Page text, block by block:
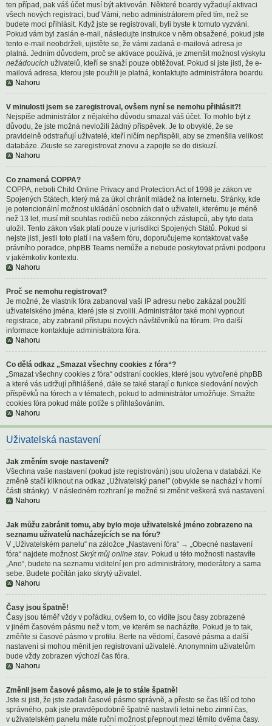
ten případ, pak váš účet musí být aktivován. Některé boardy vyžadují aktivaci
všech nových registrací, buď Vámi, nebo administrátorem před tím, než se
budete moci přihlásit. Když jste se registrovali, byli byste k tomuto vyzváni.
Pokud vám byl zaslán e-mail, následujte instrukce v něm obsažené, pokud jste
tento e-mail neobdrželi, ujistěte se, že vámi zadaná e-mailová adresa je
platná. Jedním důvodem, proč se aktivace používá, je zmenšit možnost výskytu
nežádoucích uživatelů, kteří se snaží pouze obtěžovat. Pokud si jste jisti, že e-
mailová adresa, kterou jste použili je platná, kontaktujte administrátora boardu.
Nahoru
V minulosti jsem se zaregistroval, ovšem nyní se nemohu přihlásit?!
Nejspíše administrátor z nějakého důvodu smazal váš účet. To mohlo být z
důvodu, že jste možná nevložili žádný příspěvek. Je to obvyklé, že se
pravidelně odstraňují uživatelé, kteří ničím nepřispěli, aby se zmenšila velikost
databáze. Zkuste se zaregistrovat znovu a zapojte se do diskuzí.
Nahoru
Co znamená COPPA?
COPPA, neboli Child Online Privacy and Protection Act of 1998 je zákon ve
Spojených Státech, který má za úkol chránit mládež na internetu. Stránky, kde
je potencionální možnost ukládání osobních dat o uživateli, kterému je méně
než 13 let, musí mít souhlas rodičů nebo zákonných zástupců, aby tyto data
uložil. Tento zákon však platí pouze v jurisdikci Spojených Států. Pokud si
nejste jisti, jestli toto platí i na vašem fóru, doporučujeme kontaktovat vaše
právního poradce, phpBB Teams nemůže a nebude poskytovat právni podporu
v jakémkoliv kontextu.
Nahoru
Proč se nemohu registrovat?
Je možné, že vlastník fóra zabanoval vaši IP adresu nebo zakázal použití
uživatelského jména, které jste si zvolili. Administrátor také mohl vypnout
registrace, aby zabranil přístupu nových návštěvníků na fórum. Pro další
informace kontaktuje administrátora fóra.
Nahoru
Co dělá odkaz „Smazat všechny cookies z fóra“?
„Smazat všechny cookies z fóra“ odstraní cookies, které jsou vytvořené phpBB
a které vás udržují přihlášené, dále se také starají o funkce sledování nových
příspěvků na fórech a v tématech, pokud to administrátor umožňuje. Smažte
cookies fóra pokud máte potíže s přihlašováním.
Nahoru
Uživatelská nastavení
Jak změním svoje nastavení?
Všechna vaše nastavení (pokud jste registrováni) jsou uložena v databázi. Ke
změně stačí kliknout na odkaz „Uživatelský panel” (obvykle se nachází v horní
části stránky). V následném rozhraní je možné si změnit veškerá svá nastavení.
Nahoru
Jak můžu zabránit tomu, aby bylo moje uživatelské jméno zobrazeno na
seznamu uživatelů nacházejících se na fóru?
V „Uživatelském panelu“ na záložce „Nastavení fóra“ → „Obecné nastavení
fóra“ najdete možnostSkrýt můj online stav. Pokud u této možnosti nastavíte
„Ano“, budete na seznamu viditelní jen pro administrátory, moderátory a sama
sebe. Budete počítán jako skrytý uživatel.
Nahoru
Časy jsou špatně!
Časy jsou téměř vždy v pořádku, ovšem to, co vidíte jsou časy zobrazené
v jiném časovém pásmu než v tom, ve kterém se nacházíte. Pokud je to tak,
změňte si časové pásmo v profilu. Berte na vědomí, časové pásma a další
nastavení si mohou měnit jen registrovaní uživatelé. Anonymním uživatelům
bude vždy zobrazen výchozí čas fóra.
Nahoru
Změnil jsem časové pásmo, ale je to stále špatně!
Jste si jisti, že jste zadali časové pásmo správně, a přesto se čas liší od toho
správného, pak jste pravděpodobně špatně nastavili letní nebo zimní čas,
v uživatelském panelu máte ruční možnost přepnout mezi těmito dvěma časy.